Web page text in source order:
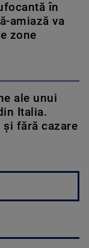
în
amiază va
zone
ale unui
Italia.
fără cazare